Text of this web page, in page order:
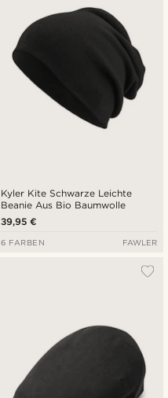
Kyler Kite Schwarze Leichte
Beanie Aus Bio Baumwolle
39,95 €
6 FARBEN FAWLER